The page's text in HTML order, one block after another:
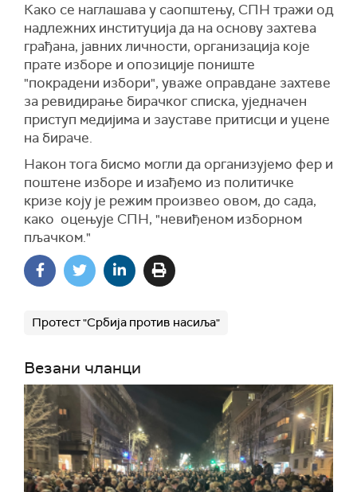
Како се наглашава у саопштењу, СПН тражи од
надлежних институција да на основу захтева
грађана, јавних личности, организација које
прате изборе и опозиције пониште
"покрадени избори", уваже оправдане захтеве
за ревидирање бирачког списка, уједначен
приступ медијима и зауставе притисци и уцене
на бираче.
Након тога бисмо могли да организујемо фер и
поштене изборе и изађемо из политичке
кризе коју је режим произвео овом, до сада,
како оцењује СПН, "невиђеном изборном
пљачком."
Протест "Србија против насиља"
Везани чланци